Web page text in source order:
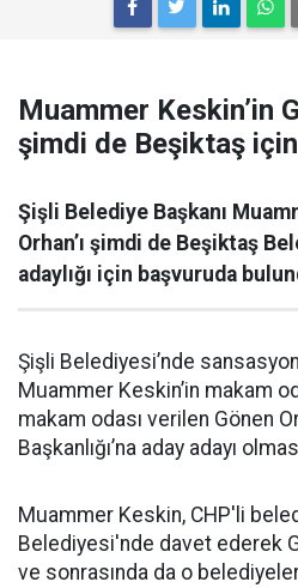
Muammer Keskin’in
şimdi de Beşiktaş
Şişli Belediye Başkanı
Orhan’ı şimdi de Beşiktaş
adaylığı için başvuruda
Şişli Belediyesi’nde
Muammer Keskin’in makam
makam odası verilen Gönen
Başkanlığı’na aday adayı
Muammer Keskin, CHP'li
Belediyesi'nde davet ederek
ve sonrasında da o